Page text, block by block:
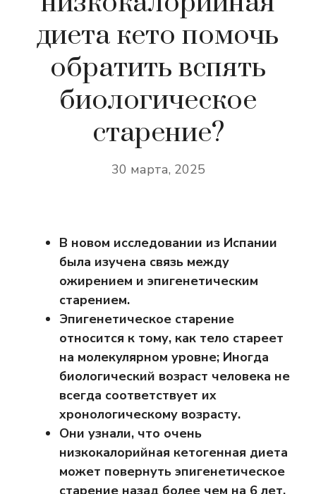
диета кето помочь
обратить вспять
биологическое
старение?
30 марта, 2025
В новом исследовании из Испании
была изучена связь между
ожирением и эпигенетическим
старением.
Эпигенетическое старение
относится к тому, как тело стареет
на молекулярном уровне; Иногда
биологический возраст человека не
всегда соответствует их
хронологическому возрасту.
Они узнали, что очень
низкокалорийная кетогенная диета
может повернуть эпигенетическое